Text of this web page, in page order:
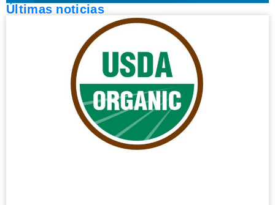
Últimas noticias